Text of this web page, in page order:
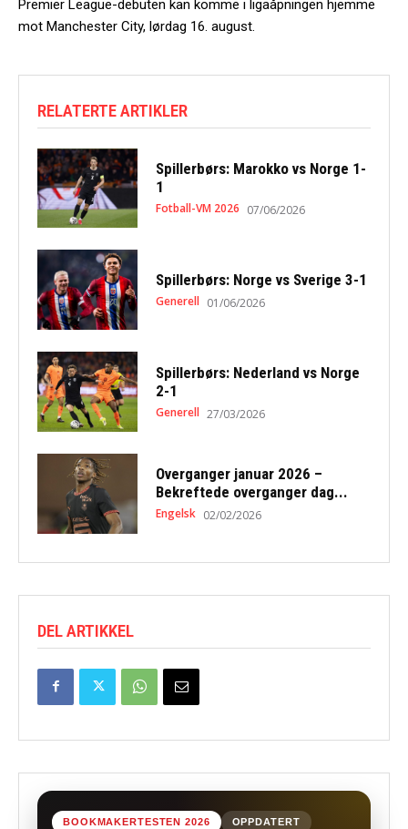
Premier League-debuten kan komme i ligaåpningen hjemme
mot Manchester City, lørdag 16. august.
RELATERTE ARTIKLER
Spillerbørs: Marokko vs Norge 1-
1
Fotball-VM 2026 07/06/2026
Spillerbørs: Norge vs Sverige 3-1
Generell 01/06/2026
Spillerbørs: Nederland vs Norge
2-1
Generell 27/03/2026
Overganger januar 2026 –
Bekreftede overganger dag...
Engelsk 02/02/2026
DEL ARTIKKEL
BOOKMAKERTESTEN 2026 OPPDATERT